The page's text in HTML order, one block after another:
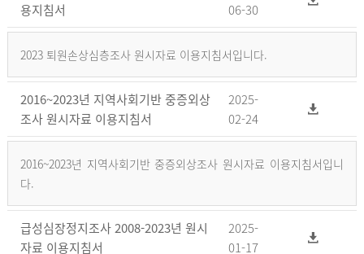
용지침서
06-30
2023 퇴원손상심층조사 원시자료 이용지침서입니다.
2016~2023년 지역사회기반 중증외상
조사 원시자료 이용지침서
2025-
02-24
2016~2023년 지역사회기반 중증외상조사 원시자료 이용지침서입니
다.
급성심장정지조사 2008-2023년 원시
자료 이용지침서
2025-
01-17